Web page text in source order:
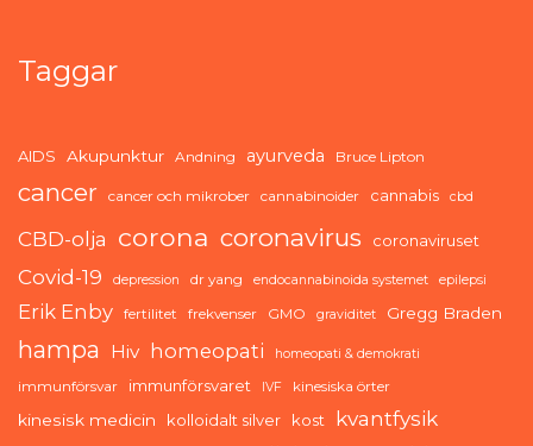
Taggar
AIDS Akupunktur Andning ayurveda Bruce Lipton
cancer cancer och mikrober cannabinoider cannabis cbd
CBD-olja corona coronavirus coronaviruset
Covid-19 depression dr yang endocannabinoida systemet epilepsi
Erik Enby fertilitet frekvenser GMO graviditet Gregg Braden
hampa Hiv homeopati homeopati & demokrati
immunförsvar immunförsvaret IVF kinesiska örter
kinesisk medicin kolloidalt silver kost kvantfysik